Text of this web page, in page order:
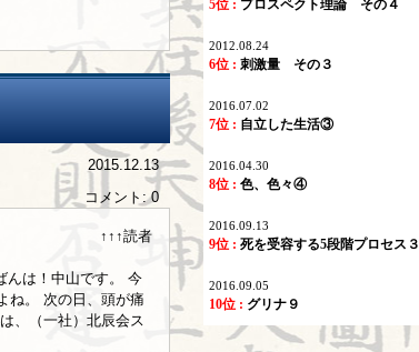
2015.12.13
コメント: 0
↑↑↑ ↑↑↑読者
んは！中山です。 今
ね。 次の日、頭が痛
、（一社）北辰会ス
5位 : プロスペクト理論 その４
2012.08.24
6位 : 刺激量 その３
2016.07.02
7位 : 自立した生活③
2016.04.30
8位 : 色、色々④
2016.09.13
9位 : 死を受容する5段階プロセス３
2016.09.05
10位 : グリナ９